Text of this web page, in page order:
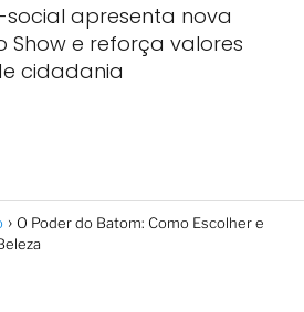
apresenta nova
Show e reforça valores
cidadania
O Poder do Batom: Como Escolher e